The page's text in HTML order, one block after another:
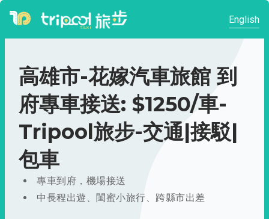
English
高雄市-花嫁汽車旅館 到
府專車接送: $1250/車-
Tripool旅步-交通|接駁|
包車
專車到府，機場接送
中長程出遊、閨蜜小旅行、跨縣市出差